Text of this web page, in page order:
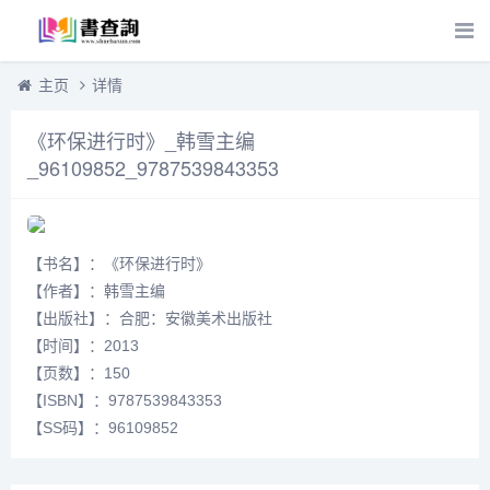
主页 详情
《环保进行时》_韩雪主编
_96109852_9787539843353
【书名】：《环保进行时》
【作者】：韩雪主编
【出版社】：合肥：安徽美术出版社
【时间】：2013
【页数】：150
【ISBN】：9787539843353
【SS码】：96109852